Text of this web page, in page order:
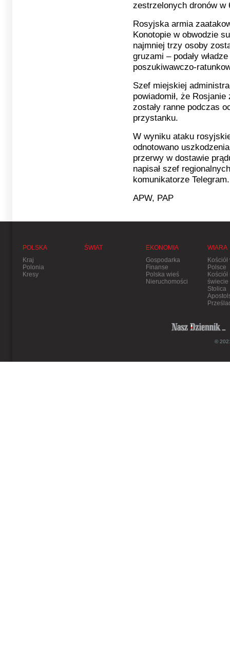
zestrzelonych dronów w
Rosyjska armia
Konotopie w obwodzie
najmniej trzy osoby
gruzami – podały
poszukiwawczo-
Szef miejskiej
powiadomił, że
zostały ranne podczas
przystanku.
W wyniku ataku
odnotowano
przerwy w dostawie
napisał szef
komunikatorze Telegram.
APW, PAP
POLSKA
Kraj
Polonia
Kresy
ŚWIAT
EKONOMIA
Gospodarka
Finanse
Polska wieś
Nieruchomości
WIARA
Kościół
Polsce
Kościół
świecie
Stolica
©